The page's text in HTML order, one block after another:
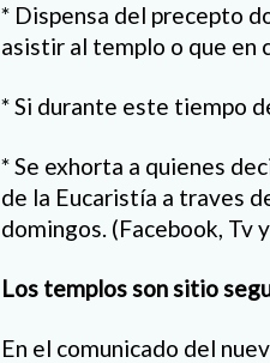
* Dispensa del precepto
asistir al templo o que en
* Si durante este tiempo
* Se exhorta a quienes
de la Eucaristía a traves
domingos. (Facebook, Tv
Los templos son sitio
En el comunicado del